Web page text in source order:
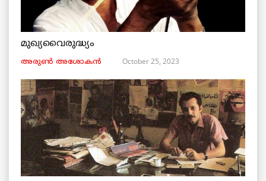
മുഖ്യവൈരുദ്ധ്യം
അരുണ്‍ അശോകൻ October 25, 2023